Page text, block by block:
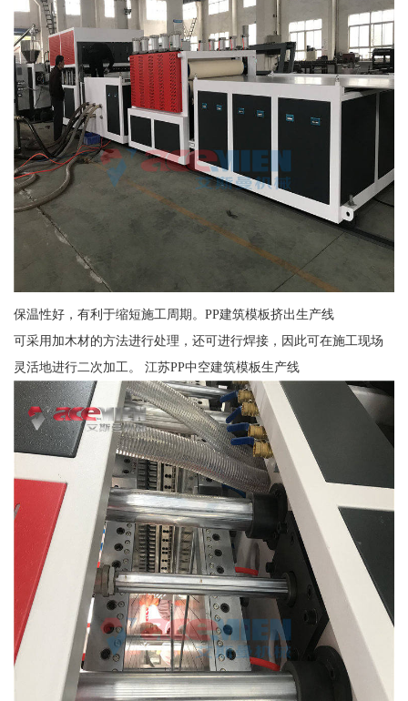
保温性好，有利于缩短施工周期。PP建筑模板挤出生产线
可采用加木材的方法进行处理，还可进行焊接，因此可在施工现场
灵活地进行二次加工。 江苏PP中空建筑模板生产线